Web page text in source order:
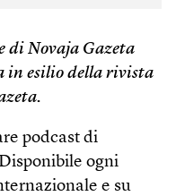
di Novaja Gazeta
in esilio della rivista
podcast di
ogni
e su